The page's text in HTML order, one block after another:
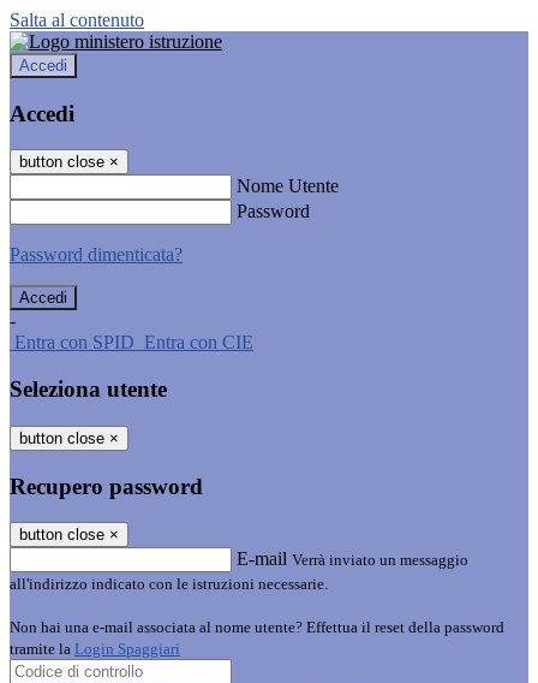
Salta al contenuto
Accedi
Accedi
button close ×
Nome Utente
Password
Password dimenticata?
-
Entra con SPID Entra con CIE
Seleziona utente
button close ×
Recupero password
button close ×
E-mail Verrà inviato un messaggio
all'indirizzo indicato con le istruzioni necessarie.
Non hai una e-mail associata al nome utente? Effettua il reset della password
tramite la Login Spaggiari